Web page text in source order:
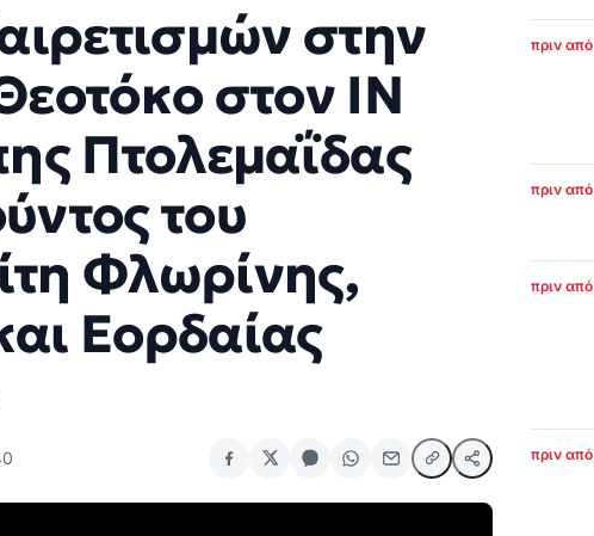
στην
στον ΙΝ
Πτολεμαΐδας
του
Φλωρίνης,
Εορδαίας
πριν
πριν
πριν
πριν